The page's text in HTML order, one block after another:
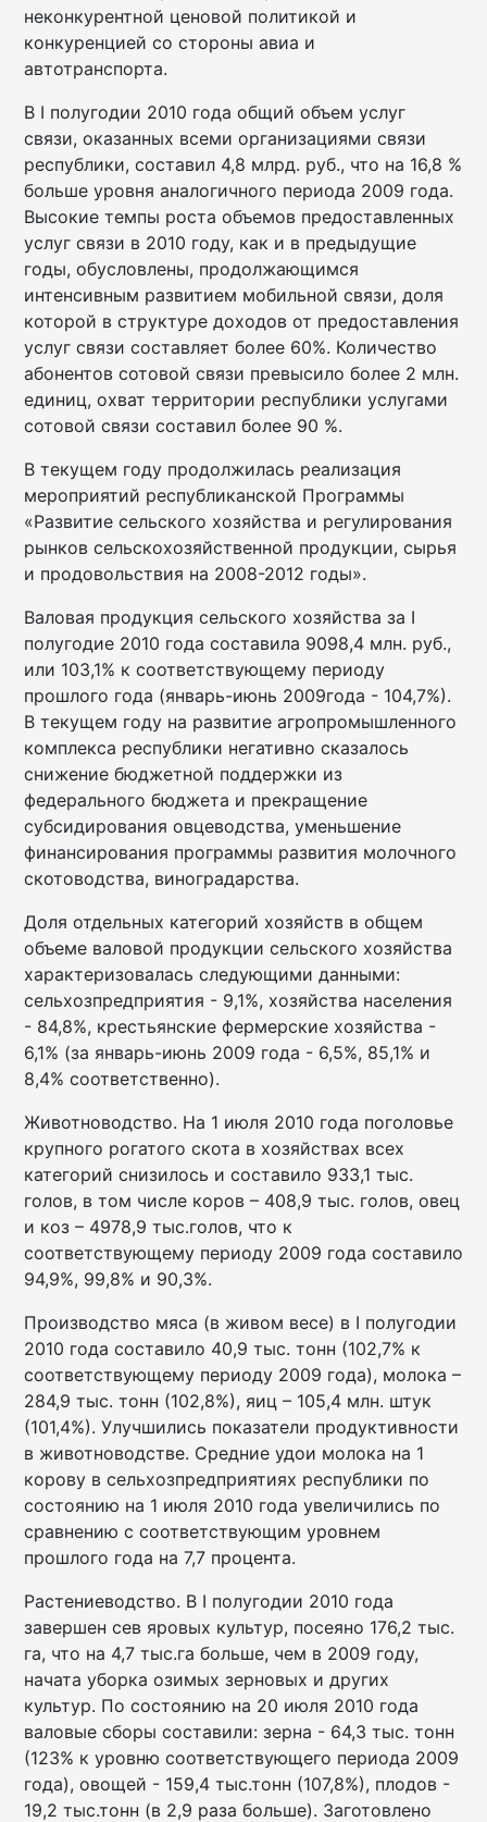
неконкурентной ценовой политикой и
конкуренцией со стороны авиа и
автотранспорта.
В I полугодии 2010 года общий объем услуг
связи, оказанных всеми организациями связи
республики, составил 4,8 млрд. руб., что на 16,8 %
больше уровня аналогичного периода 2009 года.
Высокие темпы роста объемов предоставленных
услуг связи в 2010 году, как и в предыдущие
годы, обусловлены, продолжающимся
интенсивным развитием мобильной связи, доля
которой в структуре доходов от предоставления
услуг связи составляет более 60%. Количество
абонентов сотовой связи превысило более 2 млн.
единиц, охват территории республики услугами
сотовой связи составил более 90 %.
В текущем году продолжилась реализация
мероприятий республиканской Программы
«Развитие сельского хозяйства и регулирования
рынков сельскохозяйственной продукции, сырья
и продовольствия на 2008-2012 годы».
Валовая продукция сельского хозяйства за I
полугодие 2010 года составила 9098,4 млн. руб.,
или 103,1% к соответствующему периоду
прошлого года (январь-июнь 2009года - 104,7%).
В текущем году на развитие агропромышленного
комплекса республики негативно сказалось
снижение бюджетной поддержки из
федерального бюджета и прекращение
субсидирования овцеводства, уменьшение
финансирования программы развития молочного
скотоводства, виноградарства.
Доля отдельных категорий хозяйств в общем
объеме валовой продукции сельского хозяйства
характеризовалась следующими данными:
сельхозпредприятия - 9,1%, хозяйства населения
- 84,8%, крестьянские фермерские хозяйства -
6,1% (за январь-июнь 2009 года - 6,5%, 85,1% и
8,4% соответственно).
Животноводство. На 1 июля 2010 года поголовье
крупного рогатого скота в хозяйствах всех
категорий снизилось и составило 933,1 тыс.
голов, в том числе коров – 408,9 тыс. голов, овец
и коз – 4978,9 тыс.голов, что к
соответствующему периоду 2009 года составило
94,9%, 99,8% и 90,3%.
Производство мяса (в живом весе) в I полугодии
2010 года составило 40,9 тыс. тонн (102,7% к
соответствующему периоду 2009 года), молока –
284,9 тыс. тонн (102,8%), яиц – 105,4 млн. штук
(101,4%). Улучшились показатели продуктивности
в животноводстве. Средние удои молока на 1
корову в сельхозпредприятиях республики по
состоянию на 1 июля 2010 года увеличились по
сравнению с соответствующим уровнем
прошлого года на 7,7 процента.
Растениеводство. В I полугодии 2010 года
завершен сев яровых культур, посеяно 176,2 тыс.
га, что на 4,7 тыс.га больше, чем в 2009 году,
начата уборка озимых зерновых и других
культур. По состоянию на 20 июля 2010 года
валовые сборы составили: зерна - 64,3 тыс. тонн
(123% к уровню соответствующего периода 2009
года), овощей - 159,4 тыс.тонн (107,8%), плодов -
19,2 тыс.тонн (в 2,9 раза больше). Заготовлено